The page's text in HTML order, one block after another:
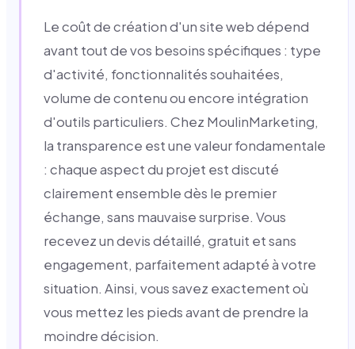
Le coût de création d'un site web dépend
avant tout de vos besoins spécifiques : type
d'activité, fonctionnalités souhaitées,
volume de contenu ou encore intégration
d'outils particuliers. Chez MoulinMarketing,
la transparence est une valeur fondamentale
: chaque aspect du projet est discuté
clairement ensemble dès le premier
échange, sans mauvaise surprise. Vous
recevez un devis détaillé, gratuit et sans
engagement, parfaitement adapté à votre
situation. Ainsi, vous savez exactement où
vous mettez les pieds avant de prendre la
moindre décision.